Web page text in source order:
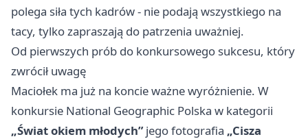
polega siła tych kadrów - nie podają wszystkiego na
tacy, tylko zapraszają do patrzenia uważniej.
Od pierwszych prób do konkursowego sukcesu, który
zwrócił uwagę
Maciołek ma już na koncie ważne wyróżnienie. W
konkursie National Geographic Polska w kategorii
„Świat okiem młodych”jego fotografia „Cisza